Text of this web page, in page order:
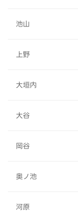
池山
上野
大垣内
大谷
岡谷
奥ノ池
河原